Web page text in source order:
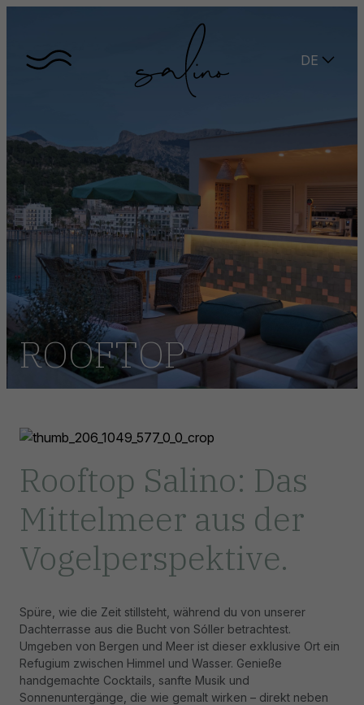
DE
ROOFTOP
Rooftop Salino: Das
Mittelmeer aus der
Vogelperspektive.
Spüre, wie die Zeit stillsteht, während du von unserer
Dachterrasse aus die Bucht von Sóller betrachtest.
Umgeben von Bergen und Meer ist dieser exklusive Ort ein
Refugium zwischen Himmel und Wasser. Genieße
handgemachte Cocktails, sanfte Musik und
Sonnenuntergänge, die wie gemalt wirken – direkt neben